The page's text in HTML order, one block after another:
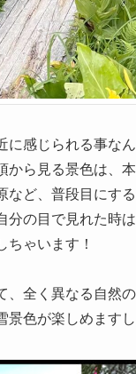
感じられる事な
ら見る景色は、
ど、普段目にす
分の目で見れた時は
ちゃいます！
、全く異なる自然
色が楽しめます